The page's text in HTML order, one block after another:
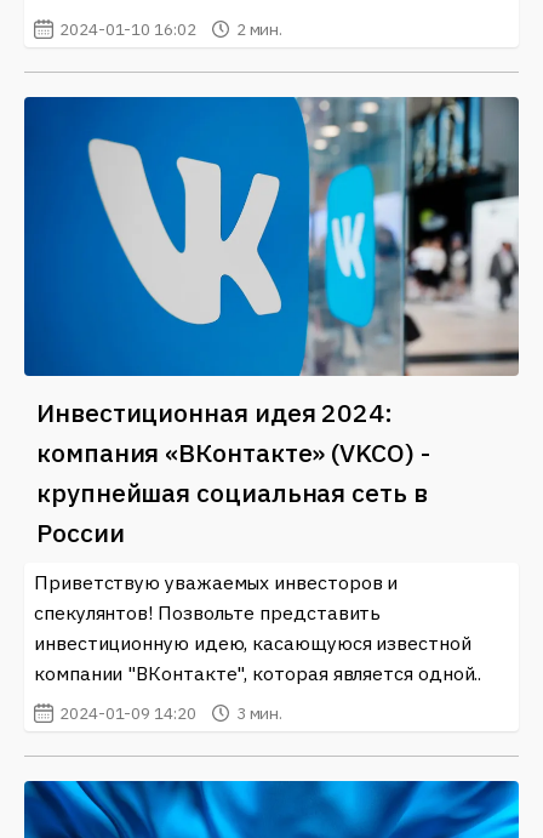
2024-01-10 16:02 2 мин.
Инвестиционная идея 2024:
компания «ВКонтакте» (VKCO) -
крупнейшая социальная сеть в
России
Приветствую уважаемых инвесторов и
спекулянтов! Позвольте представить
инвестиционную идею, касающуюся известной
компании "ВКонтакте", которая является одной..
2024-01-09 14:20 3 мин.